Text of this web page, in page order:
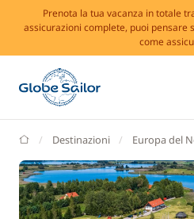
Prenota la tua vacanza in totale
assicurazioni complete, puoi pensare
come
GlobeSailor
Destinazioni Europa del